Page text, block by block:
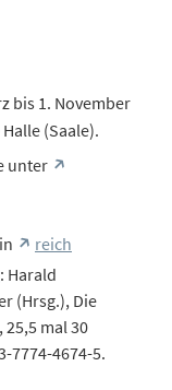
bis 1. November
(Saale).
unter
reich
: Harald
(Hrsg.), Die
mal 30
7774-4674-5.